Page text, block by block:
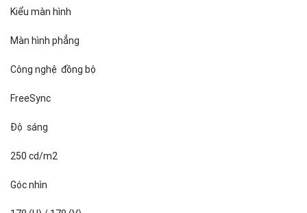
Kiểu màn hình
Màn hình phẳng
Công nghệ đồng bộ
FreeSync
Độ sáng
250 cd/m2
Góc nhìn